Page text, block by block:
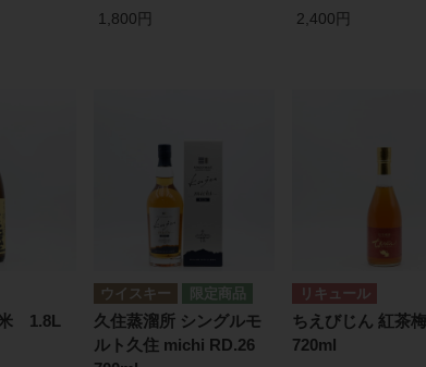
1,800円 2,400円
米 1.8L
ウイスキー
久住蒸溜所 シングルモ
ルト久住 michi RD.26
リキュール
ちえびじん 紅茶
720ml